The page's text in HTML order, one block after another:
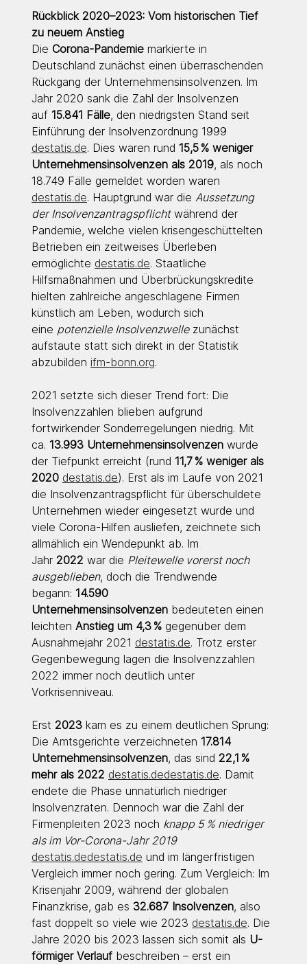
Rückblick 2020–2023: Vom historischen Tief
zu neuem Anstieg
Die Corona-Pandemie markierte in
Deutschland zunächst einen überraschenden
Rückgang der Unternehmensinsolvenzen. Im
Jahr 2020 sank die Zahl der Insolvenzen
auf 15.841 Fälle, den niedrigsten Stand seit
Einführung der Insolvenzordnung 1999
destatis.de. Dies waren rund 15,5 % weniger
Unternehmensinsolvenzen als 2019, als noch
18.749 Fälle gemeldet worden waren
destatis.de. Hauptgrund war die Aussetzung
der Insolvenzantragspflicht während der
Pandemie, welche vielen krisengeschüttelten
Betrieben ein zeitweises Überleben
ermöglichte destatis.de. Staatliche
Hilfsmaßnahmen und Überbrückungskredite
hielten zahlreiche angeschlagene Firmen
künstlich am Leben, wodurch sich
eine potenzielle Insolvenzwelle zunächst
aufstaute statt sich direkt in der Statistik
abzubilden ifm-bonn.org.
2021 setzte sich dieser Trend fort: Die
Insolvenzzahlen blieben aufgrund
fortwirkender Sonderregelungen niedrig. Mit
ca. 13.993 Unternehmensinsolvenzen wurde
der Tiefpunkt erreicht (rund 11,7 % weniger als
2020 destatis.de). Erst als im Laufe von 2021
die Insolvenzantragspflicht für überschuldete
Unternehmen wieder eingesetzt wurde und
viele Corona-Hilfen ausliefen, zeichnete sich
allmählich ein Wendepunkt ab. Im
Jahr 2022 war die Pleitewelle vorerst noch
ausgeblieben, doch die Trendwende
begann: 14.590
Unternehmensinsolvenzen bedeuteten einen
leichten Anstieg um 4,3 % gegenüber dem
Ausnahmejahr 2021 destatis.de. Trotz erster
Gegenbewegung lagen die Insolvenzzahlen
2022 immer noch deutlich unter
Vorkrisenniveau.
Erst 2023 kam es zu einem deutlichen Sprung:
Die Amtsgerichte verzeichneten 17.814
Unternehmensinsolvenzen, das sind 22,1 %
mehr als 2022 destatis.dedestatis.de. Damit
endete die Phase unnatürlich niedriger
Insolvenzraten. Dennoch war die Zahl der
Firmenpleiten 2023 noch knapp 5 % niedriger
als im Vor-Corona-Jahr 2019
destatis.dedestatis.de und im längerfristigen
Vergleich immer noch gering. Zum Vergleich: Im
Krisenjahr 2009, während der globalen
Finanzkrise, gab es 32.687 Insolvenzen, also
fast doppelt so viele wie 2023 destatis.de. Die
Jahre 2020 bis 2023 lassen sich somit als U-
förmiger Verlauf beschreiben – erst ein